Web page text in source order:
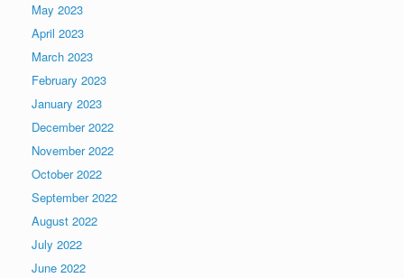
May 2023
April 2023
March 2023
February 2023
January 2023
December 2022
November 2022
October 2022
September 2022
August 2022
July 2022
June 2022